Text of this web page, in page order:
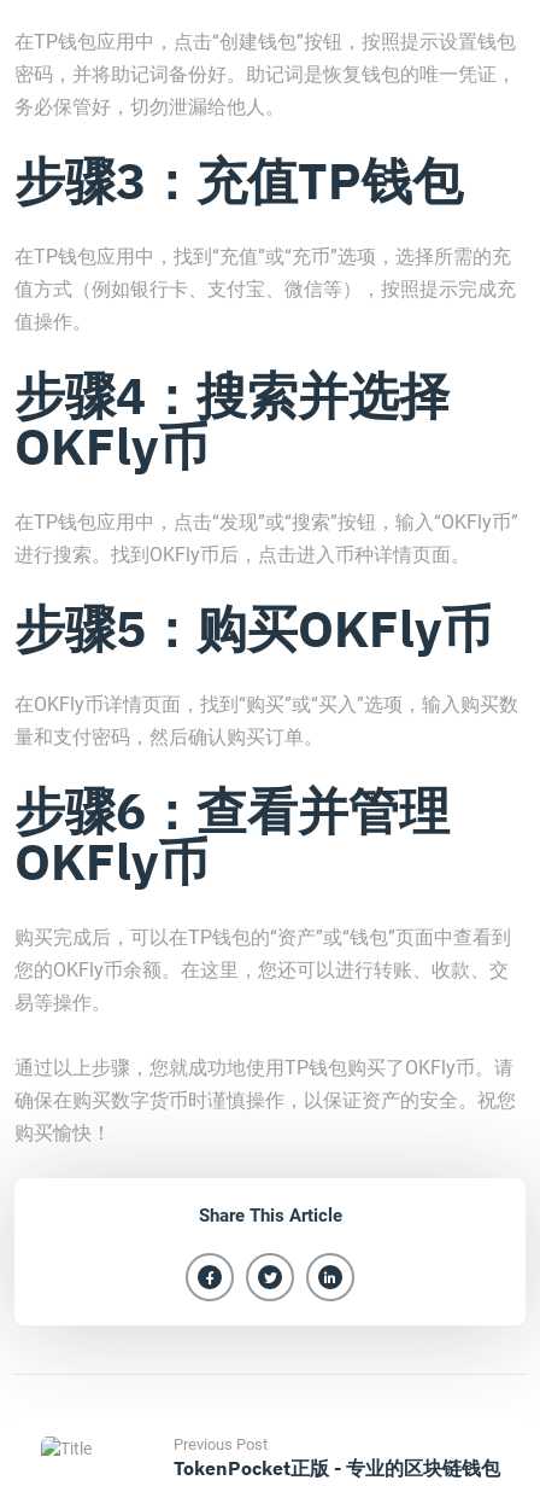
在TP钱包应用中，点击“创建钱包”按钮，按照提示设置钱包
密码，并将助记词备份好。助记词是恢复钱包的唯一凭证，
务必保管好，切勿泄漏给他人。
步骤3：充值TP钱包
在TP钱包应用中，找到“充值”或“充币”选项，选择所需的充
值方式（例如银行卡、支付宝、微信等），按照提示完成充
值操作。
步骤4：搜索并选择
OKFly币
在TP钱包应用中，点击“发现”或“搜索”按钮，输入“OKFly币”
进行搜索。找到OKFly币后，点击进入币种详情页面。
步骤5：购买OKFly币
在OKFly币详情页面，找到“购买”或“买入”选项，输入购买数
量和支付密码，然后确认购买订单。
步骤6：查看并管理
OKFly币
购买完成后，可以在TP钱包的“资产”或“钱包”页面中查看到
您的OKFly币余额。在这里，您还可以进行转账、收款、交
易等操作。
通过以上步骤，您就成功地使用TP钱包购买了OKFly币。请
确保在购买数字货币时谨慎操作，以保证资产的安全。祝您
购买愉快！
Share This Article
Previous Post
TokenPocket正版 - 专业的区块链钱包